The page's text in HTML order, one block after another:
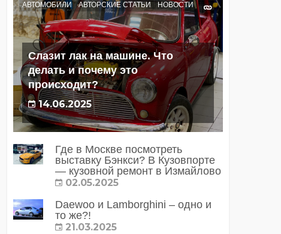
АВТОМОБИЛИ АВТОРСКИЕ СТАТЬИ НОВОСТИ
Слазит лак на машине. Что
делать и почему это
происходит?
14.06.2025
Где в Москве посмотреть
выставку Бэнкси? В Кузовпорте
— кузовной ремонт в Измайлово
02.05.2025
Daewoo и Lamborghini – одно и
то же?!
21.03.2025